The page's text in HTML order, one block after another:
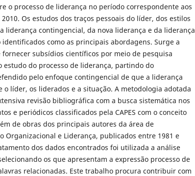
o processo de liderança no período correspondente aos
Os estudos dos traços pessoais do líder, dos estilos
liderança contingencial, da nova liderança e da liderança
identificados como as principais abordagens. Surge a
subsídios científicos por meio de pesquisa
estudo do processo de liderança, partindo do
pelo enfoque contingencial de que a liderança
o líder, os liderados e a situação. A metodologia adotada
revisão bibliográfica com a busca sistemática nos
e periódicos classificados pela CAPES com o conceito
de obras dos principais autores da área de
Organizacional e Liderança, publicados entre 1981 e
dos dados encontrados foi utilizada a análise
os que apresentam a expressão processo de
relacionadas. Este trabalho procura contribuir com